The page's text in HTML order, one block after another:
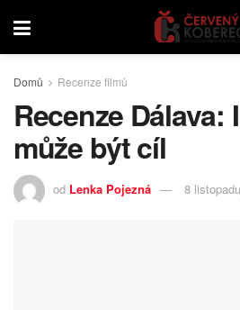
Domů Recenze filmů
Recenze Dálava:
může být cíl
od Lenka Pojezná 8